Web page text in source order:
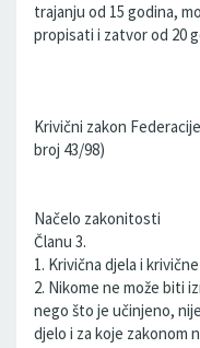
trajanju od 15 godina,
propisati i zatvor od 20
Krivični zakon
broj 43/98)
Načelo zakonitosti
Članu 3.
1. Krivična djela i
2. Nikome ne može biti
nego što je učinjeno,
djelo i za koje zakonom